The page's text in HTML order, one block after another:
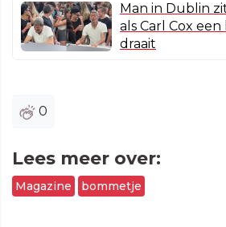
Man in Dublin
als Carl Cox
draait
0
Lees meer over:
Magazine bommetje